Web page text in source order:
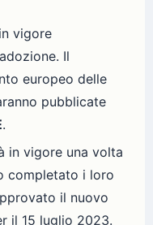
vigore
Il
europeo delle
pubblicate
.
in vigore una volta
completato i loro
il nuovo
il 15 luglio 2023.